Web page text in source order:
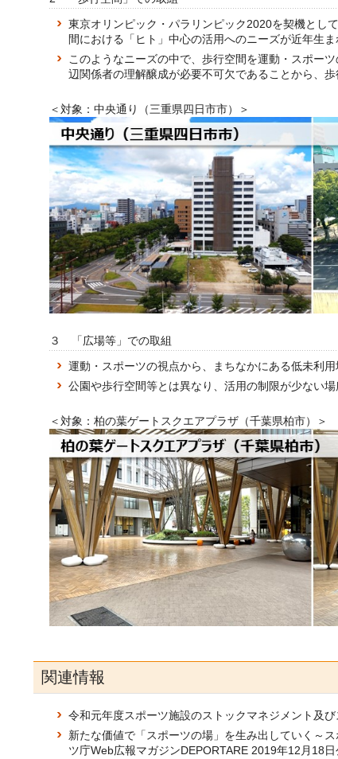
東京オリンピック・パラリンピック2020を契機とし
間における「ヒト」中心の活用へのニーズが近年生ま
このようなニーズの中で、歩行空間を運動・スポー
辺関係者の理解醸成が必要不可欠であることから、
＜対象：中央通り（三重県四日市市）＞
３ 「広場等」での取組
運動・スポーツの視点から、まちなかにある低未利
公園や歩行空間等とは異なり、活用の制限が少ない
＜対象：柏の葉ゲートスクエアプラザ（千葉県柏市）＞
関連情報
令和元年度スポーツ施設のストックマネジメント及
新たな価値で「スポーツの場」を生み出していく～
ツ庁Web広報マガジンDEPORTARE 2019年12月18日